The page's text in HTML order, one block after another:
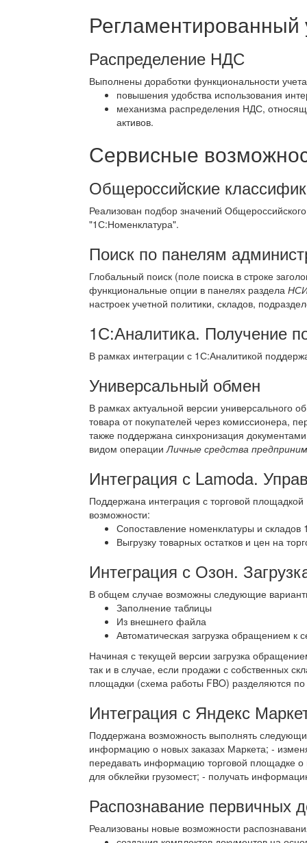
Регламентированный
Распределение НДС
Выполнены доработки функциональности
повышения удобства использования
механизма распределения НДС,
активов.
Сервисные
Общероссийские
Реализован подбор значений
"1С:Номенклатура".
Поиск по панелям
Глобальный поиск (поле поиска в строке
функциональные опции в панелях раздела
настроек учетной политики, складов,
1С:Аналитика. Получение
В рамках интеграции с 1С:Аналитикой
Универсальный обмен
В рамках актуальной версии универсального
товара от покупателей через комиссионера,
также поддержана синхронизация
видом операцииЛичные средства
Интеграция с Lamoda.
Поддержана интеграция с торговой
возможности:
Сопоставление номенклатуры и
Выгрузку товарных остатков и цен на
Интеграция с Озон.
В общем случае возможны следующие
Заполнение таблицы
Из внешнего файла
Автоматическая загрузка обращением к
Начиная с текущей версии загрузка
так и в случае, если продажи с собственных
площадки (схема работы FBO) разделяются
Интеграция с Яндекс
Поддержана возможность выполнять
информацию о новых заказах Маркета; -
передавать информацию торговой площадке о
для обклейки грузомест; - получать
Распознавание первичных
Реализованы новые возможности